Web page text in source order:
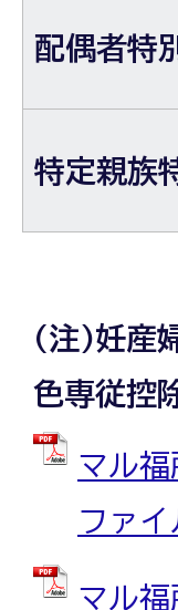
配偶者特
特定親族
(注)妊産
色専従控
マル
ファ
マル